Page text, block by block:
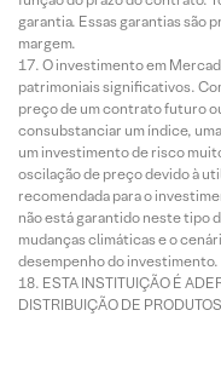
garantia. Essas garantias são
margem.
O investimento em
patrimoniais significativos.
preço de um contrato futuro
consubstanciar um índice,
um investimento de risco
oscilação de preço devido à
recomendada para o
não está garantido neste tipo
mudanças climáticas e o
desempenho do investimento.
ESTA INSTITUIÇÃO É
DISTRIBUIÇÃO DE